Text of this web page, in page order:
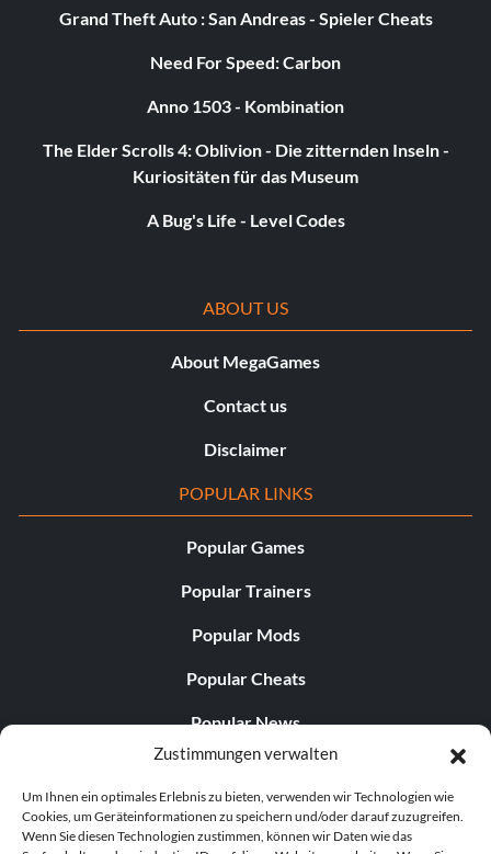
Zustimmungen verwalten
Um Ihnen ein optimales Erlebnis zu bieten, verwenden wir Technologien wie
Cookies, um Geräteinformationen zu speichern und/oder darauf zuzugreifen.
Wenn Sie diesen Technologien zustimmen, können wir Daten wie das
Grand Theft Auto : San Andreas - Spieler Cheats
Need For Speed: Carbon
Anno 1503 - Kombination
The Elder Scrolls 4: Oblivion - Die zitternden Inseln -
Kuriositäten für das Museum
A Bug's Life - Level Codes
ABOUT US
About MegaGames
Contact us
Disclaimer
POPULAR LINKS
Popular Games
Popular Trainers
Popular Mods
Popular Cheats
Popular News
Popular Editorials
Popular Free Games